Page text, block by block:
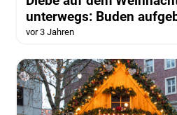
unterwegs: Buden
vor 3 Jahren